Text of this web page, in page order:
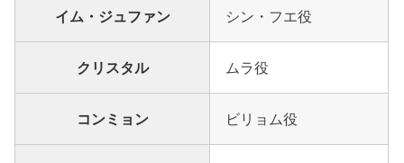
イム・ジュファン シン・フエ役
クリスタル ムラ役
コンミョン ビリョム役